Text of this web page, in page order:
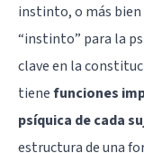
instinto, o más bien
“instinto” para la
clave en la
tienefunciones
psíquica de cada
estructura de una